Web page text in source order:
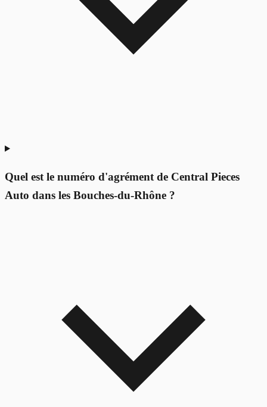
Quel est le numéro d'agrément de Central Pieces
Auto dans les Bouches-du-Rhône ?